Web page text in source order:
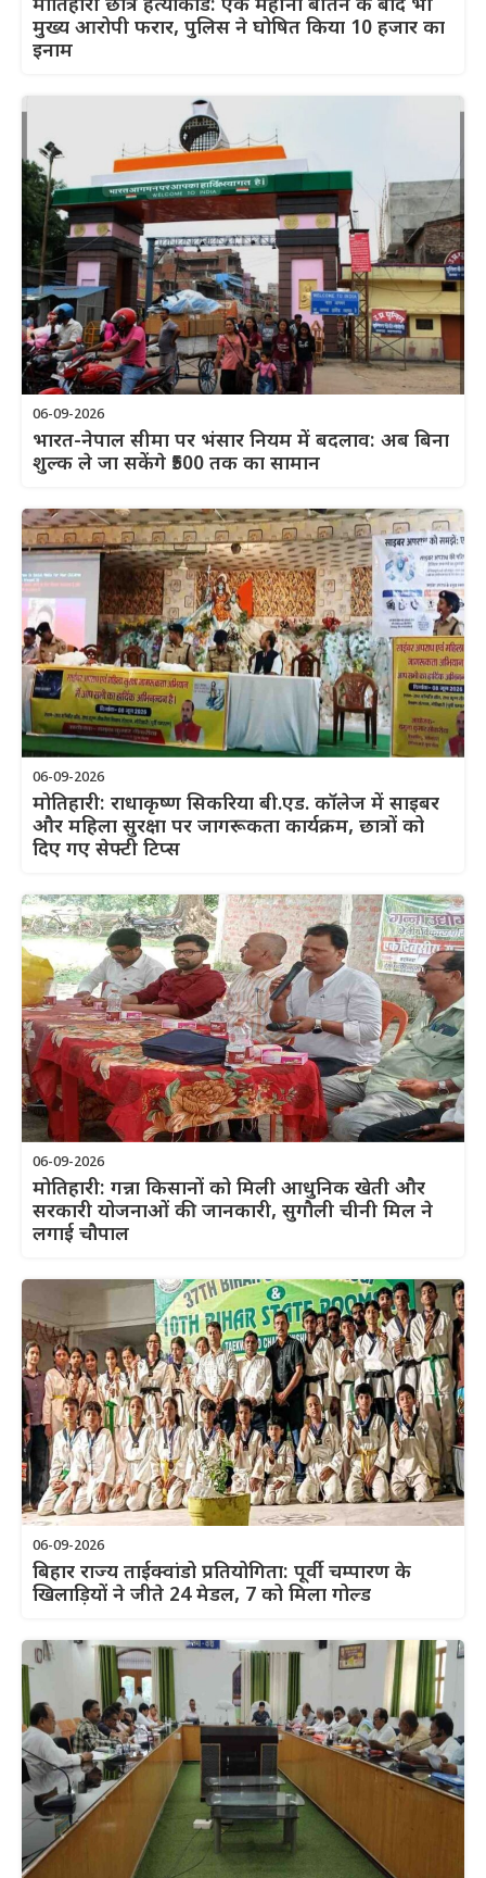
मोतिहारी छात्र हत्याकांड: एक महीना बीतने के बाद भी
मुख्य आरोपी फरार, पुलिस ने घोषित किया 10 हजार का
इनाम
06-09-2026
भारत-नेपाल सीमा पर भंसार नियम में बदलाव: अब बिना
शुल्क ले जा सकेंगे ₹500 तक का सामान
06-09-2026
मोतिहारी: राधाकृष्ण सिकरिया बी.एड. कॉलेज में साइबर
और महिला सुरक्षा पर जागरूकता कार्यक्रम, छात्रों को
दिए गए सेफ्टी टिप्स
06-09-2026
मोतिहारी: गन्ना किसानों को मिली आधुनिक खेती और
सरकारी योजनाओं की जानकारी, सुगौली चीनी मिल ने
लगाई चौपाल
06-09-2026
बिहार राज्य ताईक्वांडो प्रतियोगिता: पूर्वी चम्पारण के
खिलाड़ियों ने जीते 24 मेडल, 7 को मिला गोल्ड